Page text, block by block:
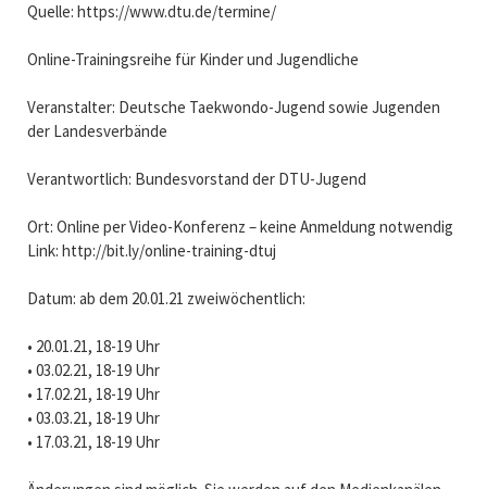
Quelle: https://www.dtu.de/termine/
Online-Trainingsreihe für Kinder und Jugendliche
Veranstalter: Deutsche Taekwondo-Jugend sowie Jugenden
der Landesverbände
Verantwortlich: Bundesvorstand der DTU-Jugend
Ort: Online per Video-Konferenz – keine Anmeldung notwendig
Link: http://bit.ly/online-training-dtuj
Datum: ab dem 20.01.21 zweiwöchentlich:
• 20.01.21, 18-19 Uhr
• 03.02.21, 18-19 Uhr
• 17.02.21, 18-19 Uhr
• 03.03.21, 18-19 Uhr
• 17.03.21, 18-19 Uhr